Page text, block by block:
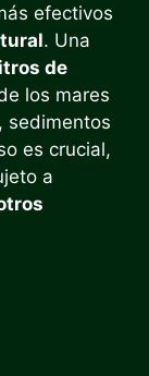
efectivos
. Una
de
los mares
sedimentos
es crucial,
a